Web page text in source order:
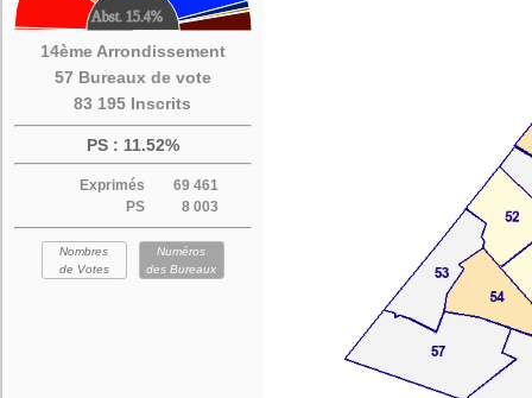
14ème Arrondissement
57 Bureaux de vote
83 195 Inscrits
PS : 11.52%
Exprimés
69 461
PS
8 003
Nombres
de Votes
Numéros
des Bureaux